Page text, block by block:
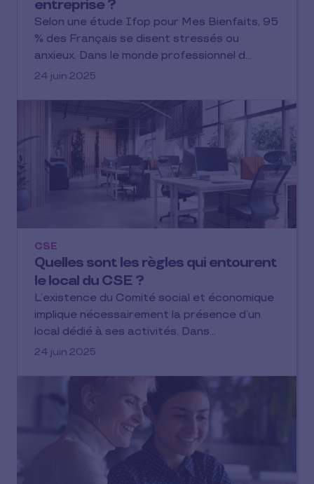
entreprise ?
Selon une étude Ifop pour Mes Bienfaits, 95
% des Français se disent stressés ou
anxieux. Dans le monde professionnel d…
24 juin 2025
Quelles sont les règles qui entourent
le local du CSE ?
CSE
L’existence du Comité social et économique
implique nécessairement la présence d’un
local dédié à ses activités. Dans…
24 juin 2025